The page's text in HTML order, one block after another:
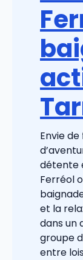
Envie
détente
Ferréol
et la
dans un
groupe
entre